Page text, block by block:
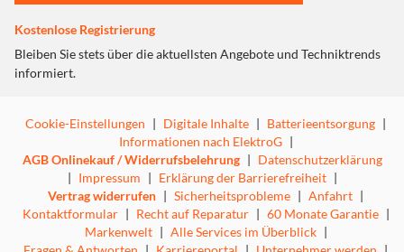
Kostenlose Registrierung
Bleiben Sie stets über die aktuellsten Angebote und Techniktrends
informiert.
Cookie-Einstellungen | Digitale Inhalte | Batterieentsorgung |
Informationen nach ElektroG |
AGB Onlinekauf / Widerrufsbelehrung | Datenschutzerklärung
| Impressum | Erklärung der Barrierefreiheit |
Vertrag widerrufen | Sicherheitsprobleme | Anfahrt |
Kontaktformular | Recht auf Reparatur | 60 Monate Garantie |
Markenwelt | Alle Services im Überblick |